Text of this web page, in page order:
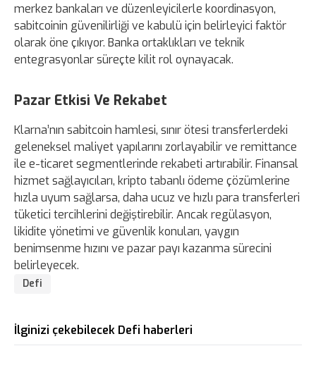
merkez bankaları ve düzenleyicilerle koordinasyon,
sabitcoinin güvenilirliği ve kabulü için belirleyici faktör
olarak öne çıkıyor. Banka ortaklıkları ve teknik
entegrasyonlar süreçte kilit rol oynayacak.
Pazar Etkisi Ve Rekabet
Klarna’nın sabitcoin hamlesi, sınır ötesi transferlerdeki
geleneksel maliyet yapılarını zorlayabilir ve remittance
ile e-ticaret segmentlerinde rekabeti artırabilir. Finansal
hizmet sağlayıcıları, kripto tabanlı ödeme çözümlerine
hızla uyum sağlarsa, daha ucuz ve hızlı para transferleri
tüketici tercihlerini değiştirebilir. Ancak regülasyon,
likidite yönetimi ve güvenlik konuları, yaygın
benimsenme hızını ve pazar payı kazanma sürecini
belirleyecek.
Defi
İlginizi çekebilecek Defi haberleri